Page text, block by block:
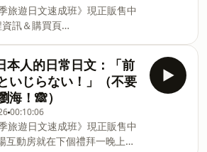
台
：⁠https://x.gd/lGDku⁠🐇
⁠⁠⁠https://x.gd/R9TYS⁠⁠⁠🎥 yuma_YouTube：⁠⁠⁠
旅遊日文速成班》現正販售中
訊＆購買頁
web.actpodapp.com/package/
的日文✏️ ✅ Level 1ごちそう
！（Gochisousama
思：感謝食材和準備這頓飯
2おいしかったです！ごち
した✨（Oishikatta desu!
deshita.）意思：很好
待！ 🔖 おいしかった
本人的日常日文：「前
いじらない！」（不要
海！🙈）
00:10:06
旅遊日文速成班》現正販售中
互動房就在下個禮拜一晚上！